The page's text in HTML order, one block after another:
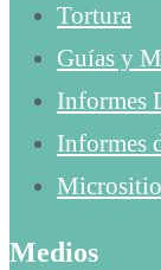
Tortura
Guías y
Informes
Informes
Medios